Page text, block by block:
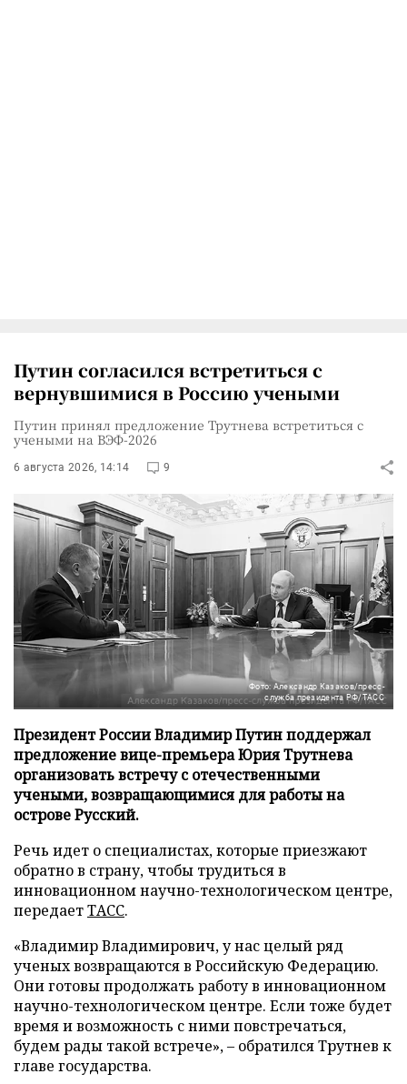
Путин согласился встретиться с
вернувшимися в Россию учеными
Путин принял предложение Трутнева встретиться с
учеными на ВЭФ-2026
6 августа 2026, 14:14 9
Фото: Александр Казаков/пресс-
служба президента РФ/ТАСС
Президент России Владимир Путин поддержал
предложение вице-премьера Юрия Трутнева
организовать встречу с отечественными
учеными, возвращающимися для работы на
острове Русский.
Речь идет о специалистах, которые приезжают
обратно в страну, чтобы трудиться в
инновационном научно-технологическом центре,
передаетТАСС.
«Владимир Владимирович, у нас целый ряд
ученых возвращаются в Российскую Федерацию.
Они готовы продолжать работу в инновационном
научно-технологическом центре. Если тоже будет
время и возможность с ними повстречаться,
будем рады такой встрече», – обратился Трутнев к
главе государства.